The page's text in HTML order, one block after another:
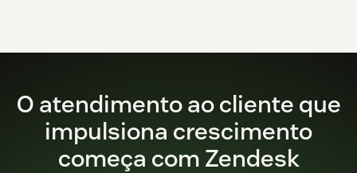
O atendimento ao cliente que
impulsiona crescimento
começa com Zendesk